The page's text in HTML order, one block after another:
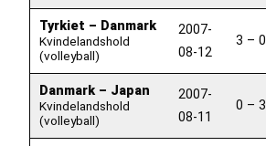
Tyrkiet – Danmark
Kvindelandshold
(volleyball)
2007-
08-12
3 – 0
Danmark – Japan
Kvindelandshold
(volleyball)
2007-
08-11
0 – 3